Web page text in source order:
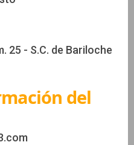
25 - S.C. de Bariloche
del